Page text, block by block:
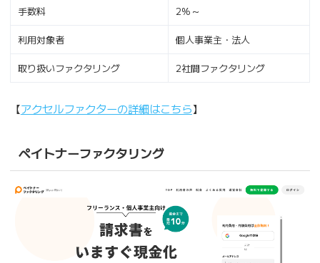
手数料 2%～
利用対象者 個人事業主・法人
取り扱いファクタリング 2社間ファクタリング
【アクセルファクターの詳細はこちら】
ペイトナーファクタリング